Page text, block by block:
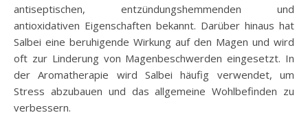
antiseptischen, entzündungshemmenden und
antioxidativen Eigenschaften bekannt. Darüber hinaus hat
Salbei eine beruhigende Wirkung auf den Magen und wird
oft zur Linderung von Magenbeschwerden eingesetzt. In
der Aromatherapie wird Salbei häufig verwendet, um
Stress abzubauen und das allgemeine Wohlbefinden zu
verbessern.